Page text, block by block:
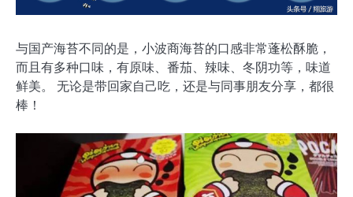
与国产海苔不同的是，小波商海苔的口感非常蓬松酥脆，
而且有多种口味，有原味、番茄、辣味、冬阴功等，味道
鲜美。 无论是带回家自己吃，还是与同事朋友分享，都很
棒！